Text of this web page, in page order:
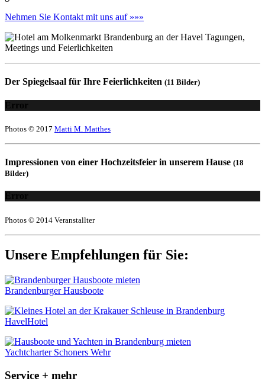
Nehmen Sie Kontakt mit uns auf »»»
Der Spiegelsaal für Ihre Feierlichkeiten (11 Bilder)
Error
Photos © 2017 Matti M. Matthes
Impressionen von einer Hochzeitsfeier in unserem Hause (18
Bilder)
Error
Photos © 2014 Veranstallter
Unsere Empfehlungen für Sie:
Brandenburger Hausboote
HavelHotel
Yachtcharter Schoners Wehr
Service + mehr